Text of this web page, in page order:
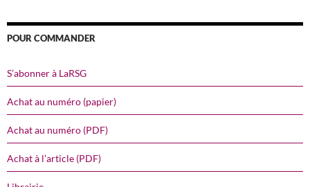
POUR COMMANDER
S’abonner à LaRSG
Achat au numéro (papier)
Achat au numéro (PDF)
Achat à l’article (PDF)